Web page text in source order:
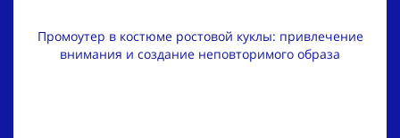
Промоутер в костюме ростовой куклы: привлечение
внимания и создание неповторимого образа